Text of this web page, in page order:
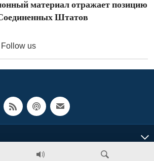
материал отражает позицию
Штатов
Follow us